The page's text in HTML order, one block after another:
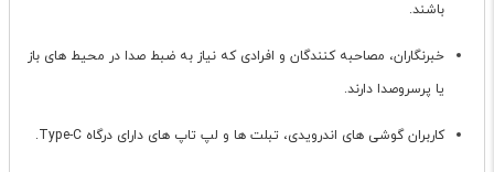
باشند.
خبرنگاران، مصاحبه کنندگان و افرادی که نیاز به ضبط صدا در محیط های باز
یا پرسروصدا دارند.
کاربران گوشی های اندرویدی، تبلت ها و لپ تاپ های دارای درگاه Type-C.